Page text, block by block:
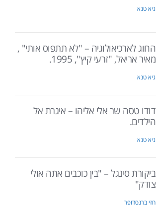
גיא טנא
החוג לארכיאולוגיה – "לא תתפוס אותי" ,
מאיר אריאל, "זרעי קיץ", 1995.
גיא טנא
דודו טסה שר אלי אליהו – איגרת אל
הילדים.
גיא טנא
ביקורת סינגל – "בין כוכבים אתה אולי
צודק"
חזי ברנסדופר